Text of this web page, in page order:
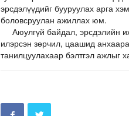
эрсдэлүүдийг бууруулах арга
боловсруулан ажиллах юм.
Аюулгүй байдал, эрсдэлийн
илэрсэн зөрчил, цаашид
танилцуулахаар бэлтгэл ажлыг